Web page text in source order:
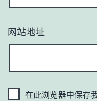
网站地址
在此浏览器中保存